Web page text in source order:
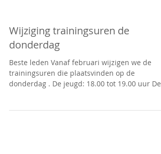
Wijziging trainingsuren de
donderdag
Beste leden Vanaf februari wijzigen we de
trainingsuren die plaatsvinden op de
donderdag . De jeugd: 18.00 tot 19.00